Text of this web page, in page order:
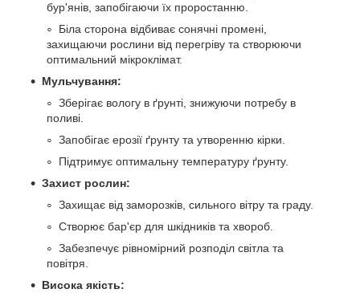
бур'янів, запобігаючи їх проростанню.
Біла сторона відбиває сонячні промені,
захищаючи рослини від перегріву та створюючи
оптимальний мікроклімат.
Мульчування:
Зберігає вологу в ґрунті, знижуючи потребу в
поливі.
Запобігає ерозії ґрунту та утворенню кірки.
Підтримує оптимальну температуру ґрунту.
Захист рослин:
Захищає від заморозків, сильного вітру та граду.
Створює бар'єр для шкідників та хвороб.
Забезпечує рівномірний розподіл світла та
повітря.
Висока якість: